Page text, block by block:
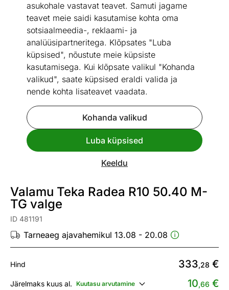
asukohale vastavat teavet. Samuti jagame
teavet meie saidi kasutamise kohta oma
sotsiaalmeedia-, reklaami- ja
analüüsipartneritega. Klõpsates "Luba
küpsised", nõustute meie küpsiste
kasutamisega. Kui klõpsate valikul "Kohanda
valikud", saate küpsised eraldi valida ja
nende kohta lisateavet vaadata.
Kohanda valikud
Luba küpsised
Keeldu
Vaata sarnaseid
Valamu Teka Radea R10 50.40 M-
TG valge
ID 481191
Tarneaeg ajavahemikul 13.08 - 20.08
Hind 333,28 €
Järelmaks kuus al. Kuutasu arvutamine 10,66 €